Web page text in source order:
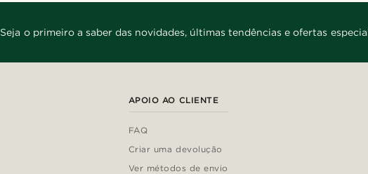
Seja o primeiro a saber das novidades, últimas tendências e ofertas
APOIO AO CLIENTE
FAQ
Criar uma devolução
Ver métodos de envio